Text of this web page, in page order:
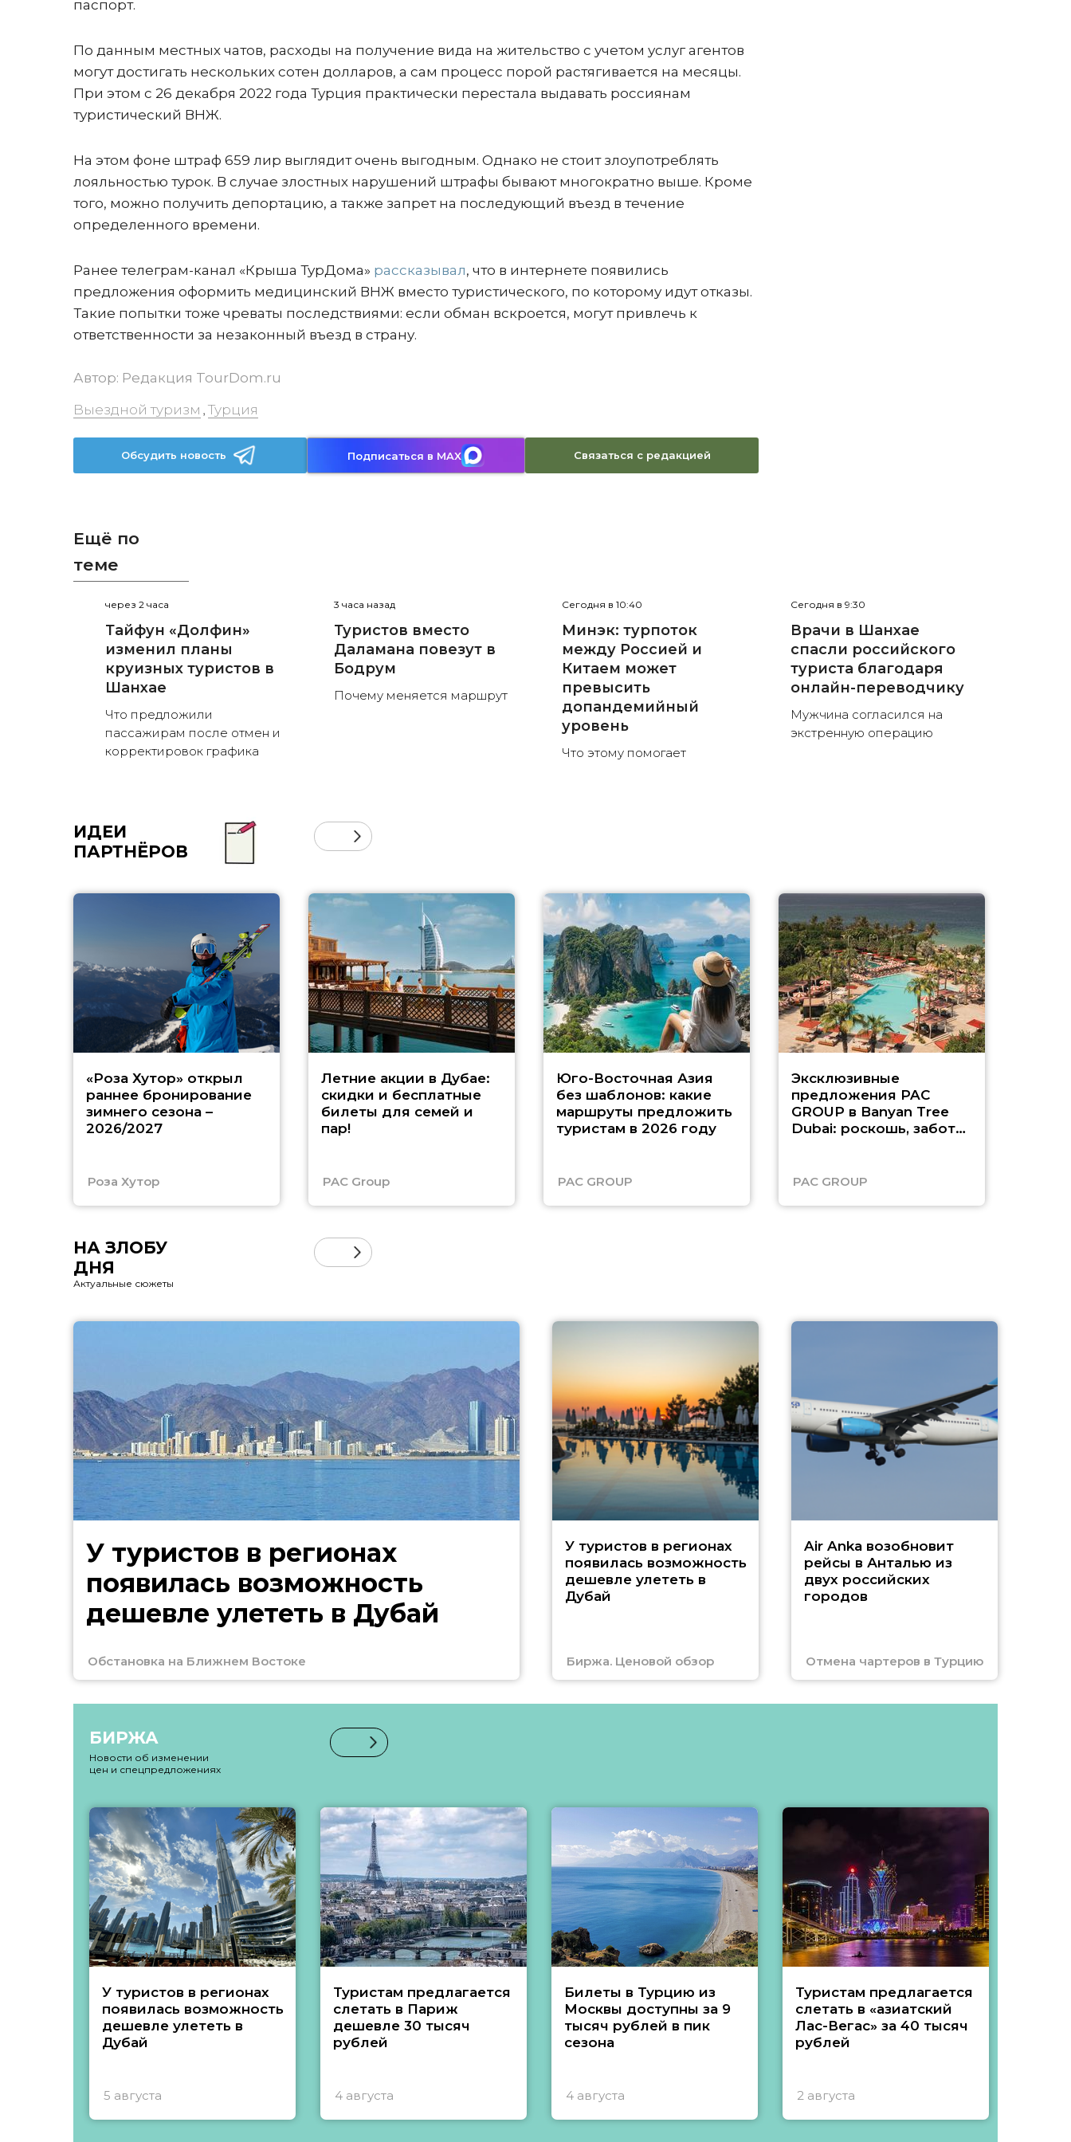
паспорт.
По данным местных чатов, расходы на получение вида на жительство с учетом услуг агентов
могут достигать нескольких сотен долларов, а сам процесс порой растягивается на месяцы.
При этом с 26 декабря 2022 года Турция практически перестала выдавать россиянам
туристический ВНЖ.
На этом фоне штраф 659 лир выглядит очень выгодным. Однако не стоит злоупотреблять
лояльностью турок. В случае злостных нарушений штрафы бывают многократно выше. Кроме
того, можно получить депортацию, а также запрет на последующий въезд в течение
определенного времени.
Ранее телеграм-канал «Крыша ТурДома» рассказывал, что в интернете появились
предложения оформить медицинский ВНЖ вместо туристического, по которому идут отказы.
Такие попытки тоже чреваты последствиями: если обман вскроется, могут привлечь к
ответственности за незаконный въезд в страну.
Автор: Редакция TourDom.ru
Выездной туризм , Турция
Обсудить новость Подписаться в MAX Связаться с редакцией
Ещё по
теме
через 2 часа
Тайфун «Долфин»
изменил планы
круизных туристов в
Шанхае
Что предложили
пассажирам после отмен и
корректировок графика
3 часа назад
Туристов вместо
Даламана повезут в
Бодрум
Почему меняется маршрут
Сегодня в 10:40
Минэк: турпоток
между Россией и
Китаем может
превысить
допандемийный
уровень
Что этому помогает
Сегодня в 9:30
Врачи в Шанхае
спасли российского
туриста благодаря
онлайн-переводчику
Мужчина согласился на
экстренную операцию
ИДЕИ
ПАРТНЁРОВ
«Роза Хутор» открыл
раннее бронирование
зимнего сезона –
2026/2027
Роза Хутор
Летние акции в Дубае:
скидки и бесплатные
билеты для семей и
пар!
PAC Group
Юго-Восточная Азия
без шаблонов: какие
маршруты предложить
туристам в 2026 году
PAC GROUP
Эксклюзивные
предложения PAC
GROUP в Banyan Tree
Dubai: роскошь, забота
PAC GROUP
НА ЗЛОБУ
ДНЯ
Актуальные сюжеты
У туристов в регионах
появилась возможность
дешевле улететь в Дубай
Обстановка на Ближнем Востоке
У туристов в регионах
появилась возможность
дешевле улететь в
Дубай
Биржа. Ценовой обзор
Air Anka возобновит
рейсы в Анталью из
двух российских
городов
Отмена чартеров в Турцию
БИРЖА
Новости об изменении
цен и спецпредложениях
У туристов в регионах
появилась возможность
дешевле улететь в
Дубай
5 августа
Туристам предлагается
слетать в Париж
дешевле 30 тысяч
рублей
4 августа
Билеты в Турцию из
Москвы доступны за 9
тысяч рублей в пик
сезона
4 августа
Туристам предлагается
слетать в «азиатский
Лас-Вегас» за 40 тысяч
рублей
2 августа